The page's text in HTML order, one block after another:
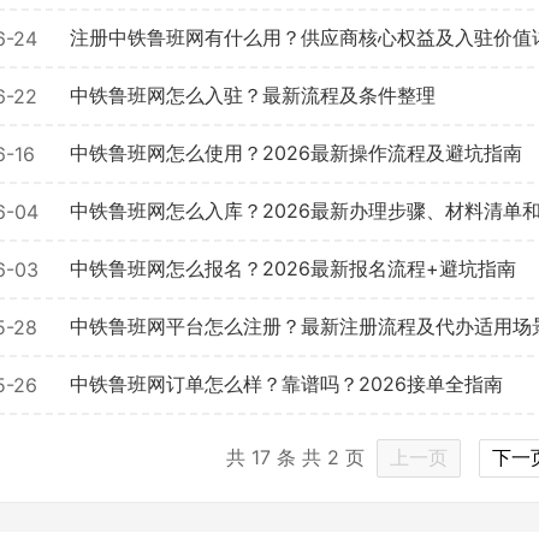
24 注册中铁鲁班网有什么用？供应商核心权益及入驻价值
22 中铁鲁班网怎么入驻？最新流程及条件整理
16 中铁鲁班网怎么使用？2026最新操作流程及避坑指南
04 中铁鲁班网怎么入库？2026最新办理步骤、材料清单
03 中铁鲁班网怎么报名？2026最新报名流程+避坑指南
28 中铁鲁班网平台怎么注册？最新注册流程及代办适用场
26 中铁鲁班网订单怎么样？靠谱吗？2026接单全指南
共 17条 共 2 页 上一页 下一
公司所在地
请选择省市
联系方式
填写联系电话后会有服务中心的